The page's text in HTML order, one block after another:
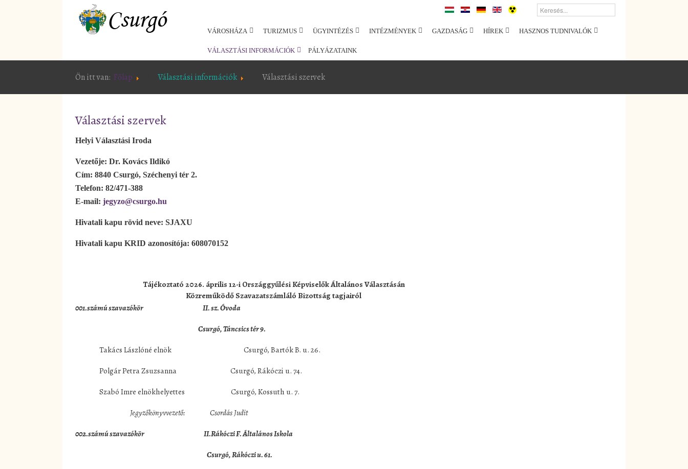
VÁROSHÁZA TURIZMUS ÜGYINTÉZÉS INTÉZMÉNYEK GAZDASÁG HÍREK HASZNOS TUDNIVALÓK
VÁLASZTÁSI INFORMÁCIÓK PÁLYÁZATAINK
Ön itt van: Főlap Választási információk Választási szervek
Választási szervek
Helyi Választási Iroda
Vezetője: Dr. Kovács Ildikó
Cím: 8840 Csurgó, Széchenyi tér 2.
Telefon: 82/471-388
E-mail: jegyzo@csurgo.hu
Hivatali kapu rövid neve: SJAXU
Hivatali kapu KRID azonosítója: 608070152
Tájékoztató 2026. április 12-i Országgyűlési Képviselők Általános Választásán
Közreműködő Szavazatszámláló Bizottság tagjairól
001.számú szavazókör II. sz. Óvoda
Csurgó, Táncsics tér 9.
Takács Lászlóné elnök Csurgó, Bartók B. u. 26.
Polgár Petra Zsuzsanna Csurgó, Rákóczi u. 74.
Szabó Imre elnökhelyettes Csurgó, Kossuth u. 7.
Jegyzőkönyvvezető: Csordás Judit
002.számú szavazókör II.Rákóczi F. Általános Iskola
Csurgó, Rákóczi u. 61.